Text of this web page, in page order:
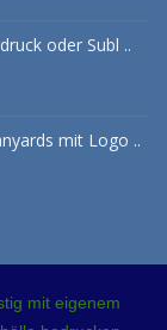
oder Subl ..
mit Logo ..
mit eigenem